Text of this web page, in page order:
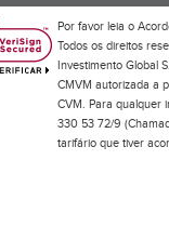
Por favor leia o
Todos os direitos
Investimento Global
CMVM autorizada a
CVM. Para qualquer
330 53 72/9
tarifário que tiver